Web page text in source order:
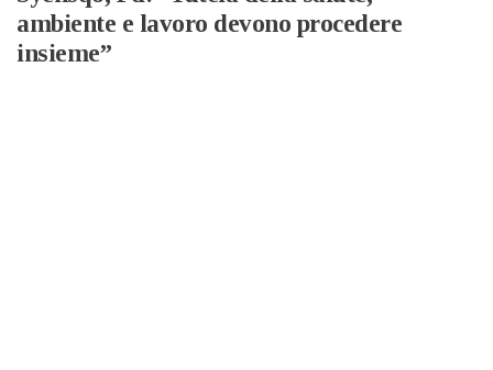
ambiente e lavoro devono procedere
insieme”